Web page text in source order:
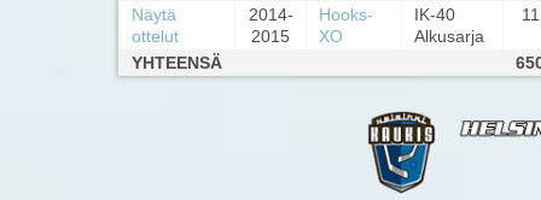
Näytä
ottelut
2014-
2015
Hooks-
XO
IK-40
Alkusarja
11
YHTEENSÄ